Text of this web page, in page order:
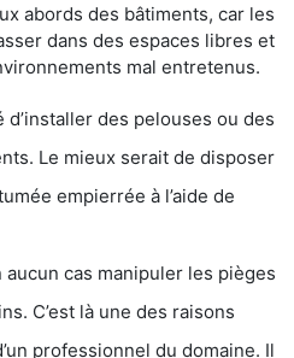
abords des bâtiments, car les
dans des espaces libres et
mal entretenus.
d’installer des pelouses ou des
Le mieux serait de disposer
empierrée à l’aide de
cas manipuler les pièges
C’est là une des raisons
professionnel du domaine. Il